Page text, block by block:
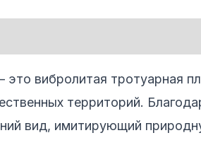
вибролитая тротуарная
территорий.
вид, имитирующий